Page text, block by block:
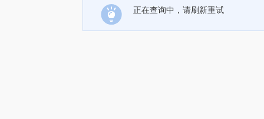
正在查询中，请刷新重试